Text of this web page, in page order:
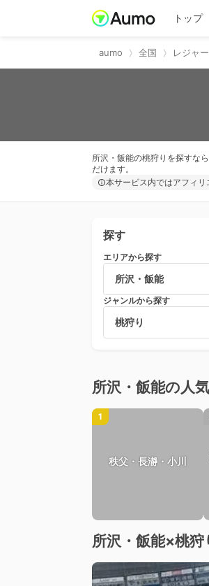
トップ
aumo 全国 レジャ
所沢・飯能の桃狩りを探すな
だけます。
本サービス内ではアフィ
探す
エリアから探す
所沢・飯能
ジャンルから探す
桃狩り
所沢・飯能の人
1
秩父・長瀞・小川
所沢・飯能×桃